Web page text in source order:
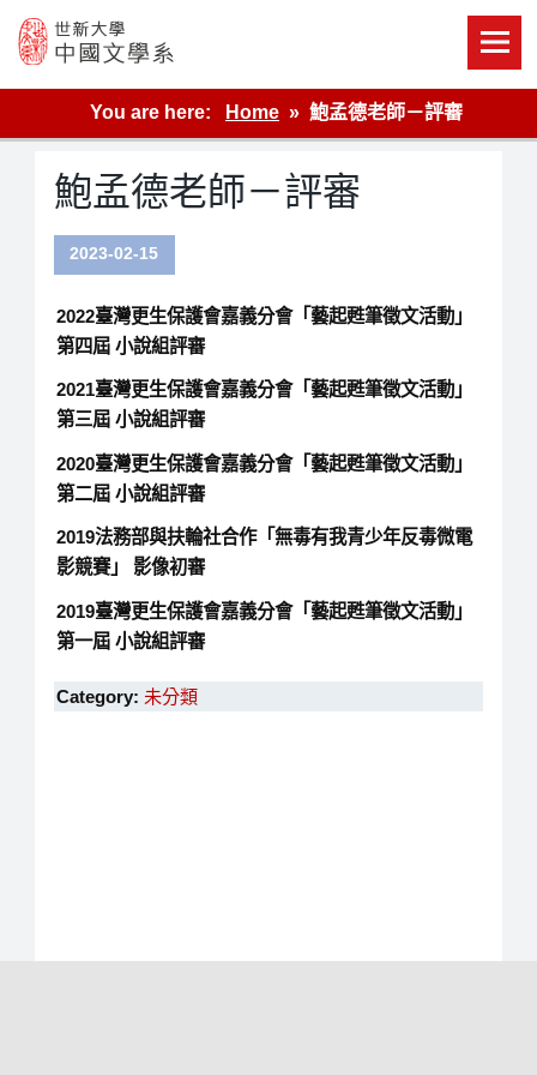
content
世新大學教學單位的網站
You are here:
Home 鮑孟德老師－評審
鮑孟德老師－評審
2023-02-15
2022臺灣更生保護會嘉義分會「藝起甦筆徵文活動」
第四屆 小說組評審
2021臺灣更生保護會嘉義分會「藝起甦筆徵文活動」
第三屆 小說組評審
2020臺灣更生保護會嘉義分會「藝起甦筆徵文活動」
第二屆 小說組評審
2019法務部與扶輪社合作「無毒有我青少年反毒微電
影競賽」 影像初審
2019臺灣更生保護會嘉義分會「藝起甦筆徵文活動」
第一屆 小說組評審
Category: 未分類